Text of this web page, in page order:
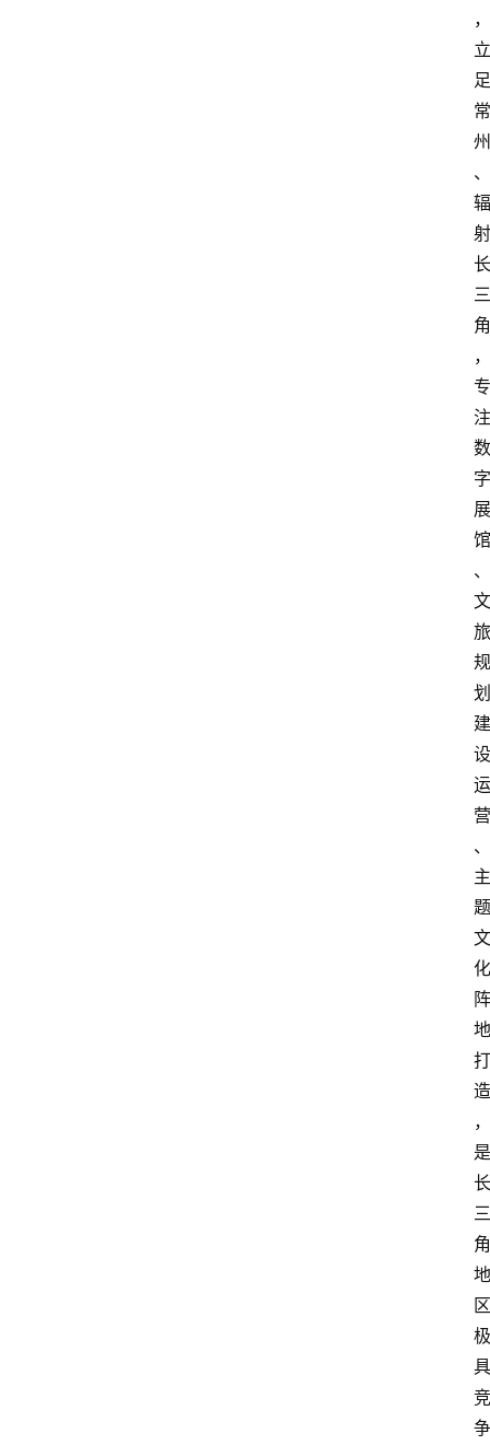
，
立
足
常
州
、
辐
射
长
三
角
，
专
注
数
字
展
馆
、
文
旅
规
划
建
设
运
营
、
主
题
文
化
阵
地
打
造
，
是
长
三
角
地
区
极
具
竞
争